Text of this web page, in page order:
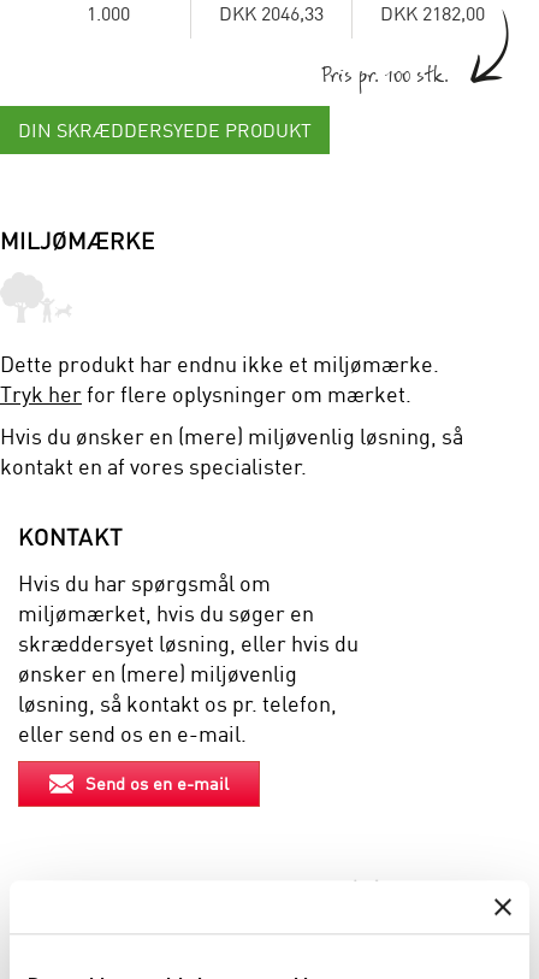
1.000 DKK 2046,33 DKK 2182,00
Pris pr. 100 stk.
DIN SKRÆDDERSYEDE PRODUKT
MILJØMÆRKE
Dette produkt har endnu ikke et miljømærke.
Tryk herfor flere oplysninger om mærket.
Hvis du ønsker en (mere) miljøvenlig løsning, så
kontakt en af vores specialister.
KONTAKT
Hvis du har spørgsmål om
miljømærket, hvis du søger en
skræddersyet løsning, eller hvis du
ønsker en (mere) miljøvenlig
løsning, så kontakt os pr. telefon,
eller send os en e-mail.
Send os en e-mail